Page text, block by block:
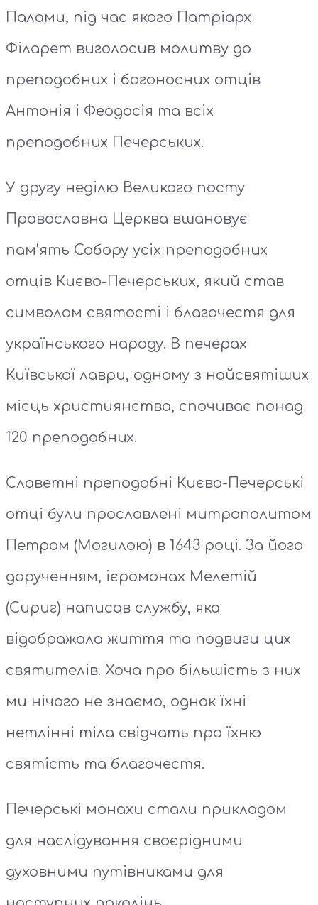
Палами, під час якого Патріарх
Філарет виголосив молитву до
преподобних і богоносних отців
Антонія і Феодосія та всіх
преподобних Печерських.
У другу неділю Великого посту
Православна Церква вшановує
пам’ять Собору усіх преподобних
отців Києво-Печерських, який став
символом святості і благочестя для
українського народу. В печерах
Київської лаври, одному з найсвятіших
місць християнства, спочиває понад
120 преподобних.
Славетні преподобні Києво-Печерські
отці були прославлені митрополитом
Петром (Могилою) в 1643 році. За його
дорученням, ієромонах Мелетій
(Сириг) написав службу, яка
відображала життя та подвиги цих
святителів. Хоча про більшість з них
ми нічого не знаємо, однак їхні
нетлінні тіла свідчать про їхню
святість та благочестя.
Печерські монахи стали прикладом
для наслідування своєрідними
духовними путівниками для